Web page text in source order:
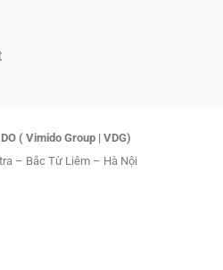
( Vimido Group | VDG)
– Bắc Từ Liêm – Hà Nội